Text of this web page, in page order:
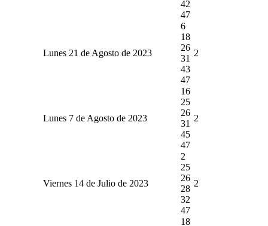
42
47
Lunes 21 de Agosto de 2023
6
18
26
31
43
47
2
Lunes 7 de Agosto de 2023
16
25
26
31
45
47
2
Viernes 14 de Julio de 2023
2
25
26
28
32
47
2
18